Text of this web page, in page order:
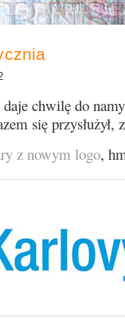
chwilę do
się przysłużył,
z nowym logo,